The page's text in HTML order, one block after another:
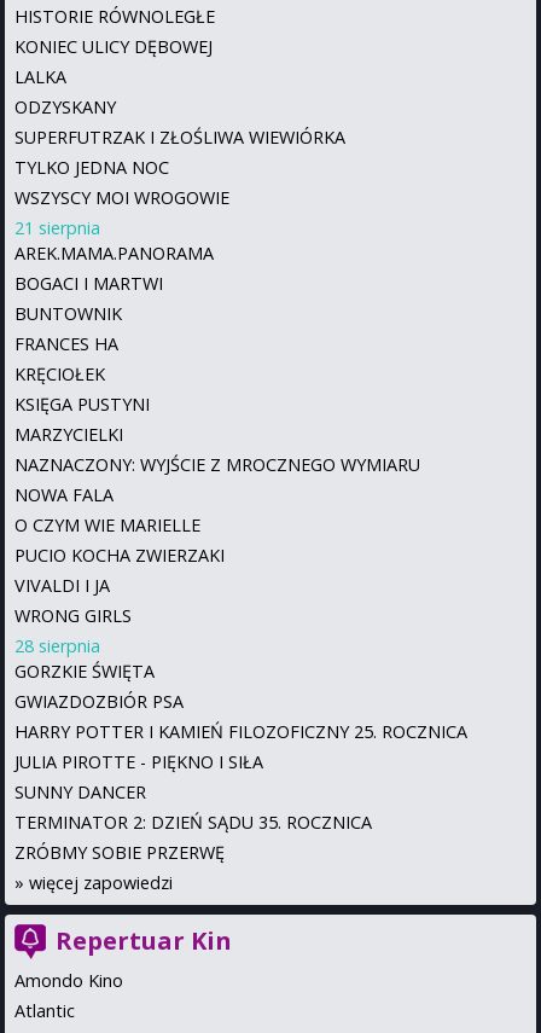
HISTORIE RÓWNOLEGŁE
KONIEC ULICY DĘBOWEJ
LALKA
ODZYSKANY
SUPERFUTRZAK I ZŁOŚLIWA WIEWIÓRKA
TYLKO JEDNA NOC
WSZYSCY MOI WROGOWIE
21 sierpnia
AREK.MAMA.PANORAMA
BOGACI I MARTWI
BUNTOWNIK
FRANCES HA
KRĘCIOŁEK
KSIĘGA PUSTYNI
MARZYCIELKI
NAZNACZONY: WYJŚCIE Z MROCZNEGO WYMIARU
NOWA FALA
O CZYM WIE MARIELLE
PUCIO KOCHA ZWIERZAKI
VIVALDI I JA
WRONG GIRLS
28 sierpnia
GORZKIE ŚWIĘTA
GWIAZDOZBIÓR PSA
HARRY POTTER I KAMIEŃ FILOZOFICZNY 25. ROCZNICA
JULIA PIROTTE - PIĘKNO I SIŁA
SUNNY DANCER
TERMINATOR 2: DZIEŃ SĄDU 35. ROCZNICA
ZRÓBMY SOBIE PRZERWĘ
» więcej zapowiedzi
Repertuar Kin
Amondo Kino
Atlantic